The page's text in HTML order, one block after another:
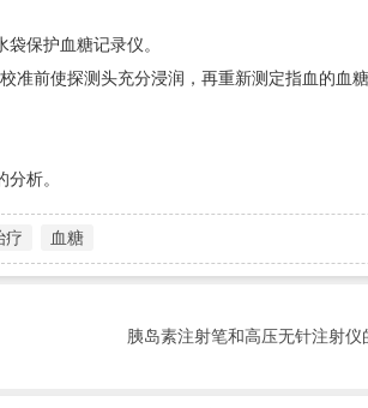
保护血糖记录仪。
前使探测头充分浸润，再重新测定指血的血
析。
疗 血糖
胰岛素注射笔和高压无针注射